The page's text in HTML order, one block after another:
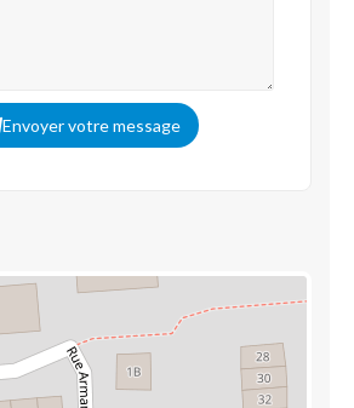
Envoyer votre message